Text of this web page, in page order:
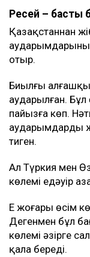
Ресей – басты
Қазақстаннан
аударымдарының
отыр.
Биылғы алғашқы
аударылған.
пайызға көп.
аударымдардың
тиген.
Ал Түркия мен
көлемі едәуір
Ең жоғары өсім
Дегенмен бұл
көлемі әзірге
қала береді.